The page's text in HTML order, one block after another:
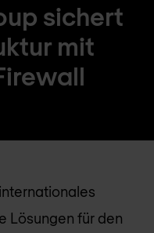
sichert
mit
Lösungen für den